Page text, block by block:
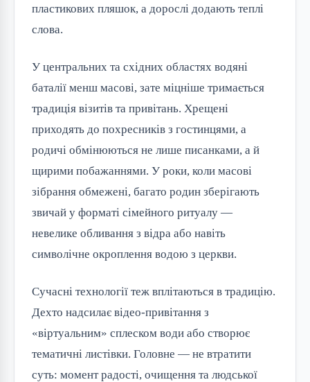
пластикових пляшок, а дорослі додають теплі
слова.
У центральних та східних областях водяні
баталії менш масові, зате міцніше тримається
традиція візитів та привітань. Хрещені
приходять до похресників з гостинцями, а
родичі обмінюються не лише писанками, а й
щирими побажаннями. У роки, коли масові
зібрання обмежені, багато родин зберігають
звичай у форматі сімейного ритуалу —
невелике обливання з відра або навіть
символічне окроплення водою з церкви.
Сучасні технології теж вплітаються в традицію.
Дехто надсилає відео-привітання з
«віртуальним» сплеском води або створює
тематичні листівки. Головне — не втратити
суть: момент радості, очищення та людської